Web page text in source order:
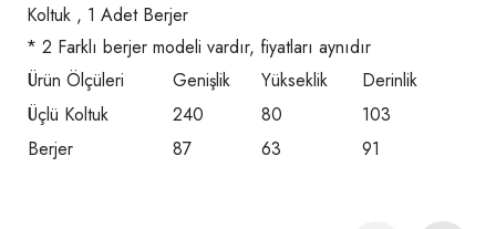
Koltuk , 1 Adet Berjer
* 2 Farklı berjer modeli vardır, fiyatları aynıdır
Ürün Ölçüleri
Genişlik Yükseklik
Derinlik
Üçlü Koltuk
240 80
103
Berjer
87 63 91